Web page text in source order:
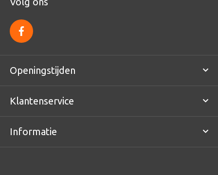
f
a
c
e
o
o
Openingstijden
Klantenservice
Informatie